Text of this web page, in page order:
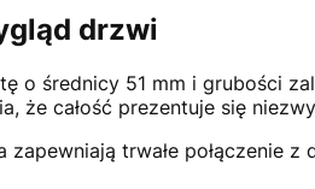
drzwi
o średnicy 51 mm i grubości
że całość prezentuje się
trwałe połączenie